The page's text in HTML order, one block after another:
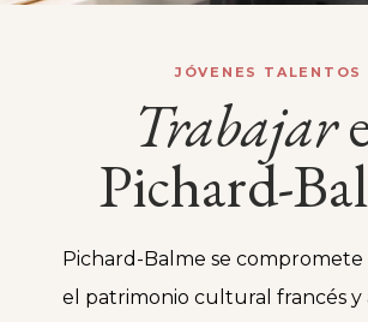
JÓVENES TALENTOS
Trabajar
Pichard-
Pichard-Balme se compromete
el patrimonio cultural francés y